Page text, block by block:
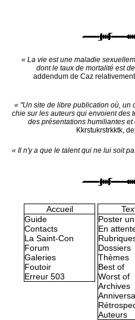
« La vie est une maladie
dont le taux de mortalité est
addendum de Caz
« "Un site de libre publication où, un
chie sur les auteurs qui envoient des
des présentations humiliantes
Kkrstukrstrkktk,
« Il n'y a que le talent qui ne lui soit
Accueil
Guide
Contacts
La Saint-Con
Forum
Galeries
Foutoir
Erreur 503
Poster
En
Dossiers
Thèmes
Best of
Worst of
Archives
Auteurs